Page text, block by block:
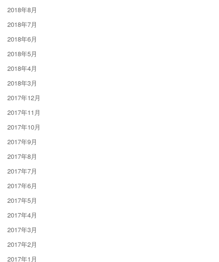
2018年8月
2018年7月
2018年6月
2018年5月
2018年4月
2018年3月
2017年12月
2017年11月
2017年10月
2017年9月
2017年8月
2017年7月
2017年6月
2017年5月
2017年4月
2017年3月
2017年2月
2017年1月